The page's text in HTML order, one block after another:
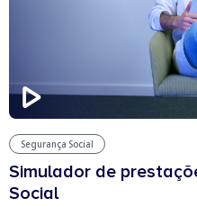
Segurança Social
Simulador de
Social